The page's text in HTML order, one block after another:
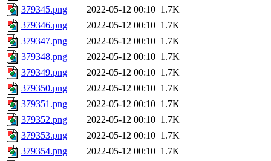
379345.png
2022-05-12 00:10 1.7K
379346.png
2022-05-12 00:10 1.7K
379347.png
2022-05-12 00:10 1.7K
379348.png
2022-05-12 00:10 1.7K
379349.png
2022-05-12 00:10 1.7K
379350.png
2022-05-12 00:10 1.7K
379351.png
2022-05-12 00:10 1.7K
379352.png
2022-05-12 00:10 1.7K
379353.png
2022-05-12 00:10 1.7K
379354.png
2022-05-12 00:10 1.7K